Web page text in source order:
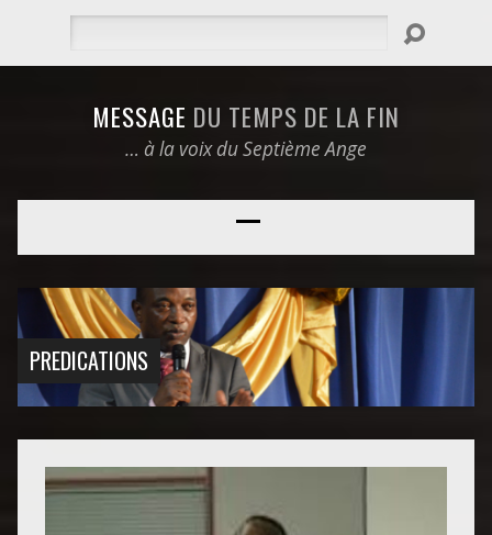
MESSAGE DU TEMPS DE LA FIN
… à la voix du Septième Ange
PREDICATIONS